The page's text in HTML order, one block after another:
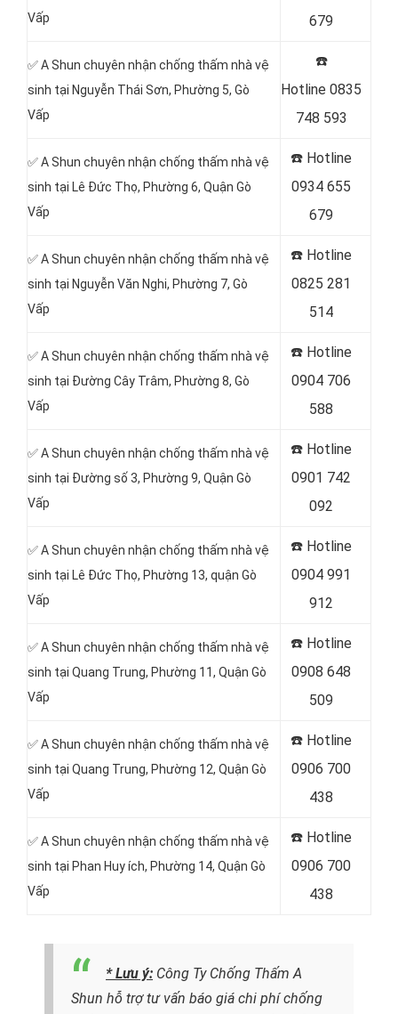
Vấp
679
✅ A Shun chuyên nhận chống thấm nhà vệ
sinh tại Nguyễn Thái Sơn, Phường 5, Gò
Vấp
☎️
Hotline 0835
748 593
✅ A Shun chuyên nhận chống thấm nhà vệ
sinh tại Lê Đức Thọ, Phường 6, Quận Gò
Vấp
☎️ Hotline
0934 655
679
✅ A Shun chuyên nhận chống thấm nhà vệ
sinh tại Nguyễn Văn Nghi, Phường 7, Gò
Vấp
☎️ Hotline
0825 281
514
✅ A Shun chuyên nhận chống thấm nhà vệ
sinh tại Đường Cây Trâm, Phường 8, Gò
Vấp
☎️ Hotline
0904 706
588
✅ A Shun chuyên nhận chống thấm nhà vệ
sinh tại Đường số 3, Phường 9, Quận Gò
Vấp
☎️ Hotline
0901 742
092
✅ A Shun chuyên nhận chống thấm nhà vệ
sinh tại Lê Đức Thọ, Phường 13, quận Gò
Vấp
☎️ Hotline
0904 991
912
✅ A Shun chuyên nhận chống thấm nhà vệ
sinh tại Quang Trung, Phường 11, Quận Gò
Vấp
☎️ Hotline
0908 648
509
✅ A Shun chuyên nhận chống thấm nhà vệ
sinh tại Quang Trung, Phường 12, Quận Gò
Vấp
☎️ Hotline
0906 700
438
✅ A Shun chuyên nhận chống thấm nhà vệ
sinh tại Phan Huy ích, Phường 14, Quận Gò
Vấp
☎️ Hotline
0906 700
438
* Lưu ý: Công Ty Chống Thấm A
Shun hỗ trợ tư vấn báo giá chi phí chống